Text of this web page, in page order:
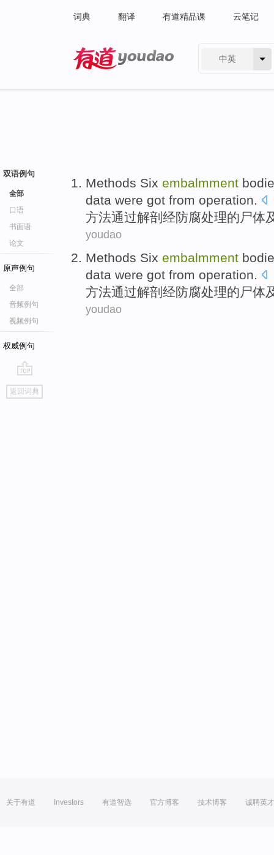
词典 翻译 有道精品课 云笔记
中英
双语例句
全部
口语
书面语
论文
原声例句
全部
音频例句
视频例句
权威例句
go
top
返回词典
Methods Six embalmment
data were got from operation.
方法通过解剖 经防腐处理的尸体
youdao
Methods Six embalmment
data were got from operation.
方法通过解剖 经防腐处理的尸体
youdao
关于有道 Investors 有道智选 官方博客 技术博客 诚聘英才